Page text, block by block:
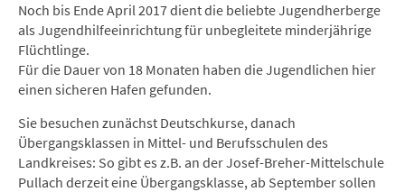
Noch bis Ende April 2017 dient die beliebte Jugendherberge
als Jugendhilfeeinrichtung für unbegleitete minderjährige
Flüchtlinge.
Für die Dauer von 18 Monaten haben die Jugendlichen hier
einen sicheren Hafen gefunden.
Sie besuchen zunächst Deutschkurse, danach
Übergangsklassen in Mittel- und Berufsschulen des
Landkreises: So gibt es z.B. an der Josef-Breher-Mittelschule
Pullach derzeit eine Übergangsklasse, ab September sollen